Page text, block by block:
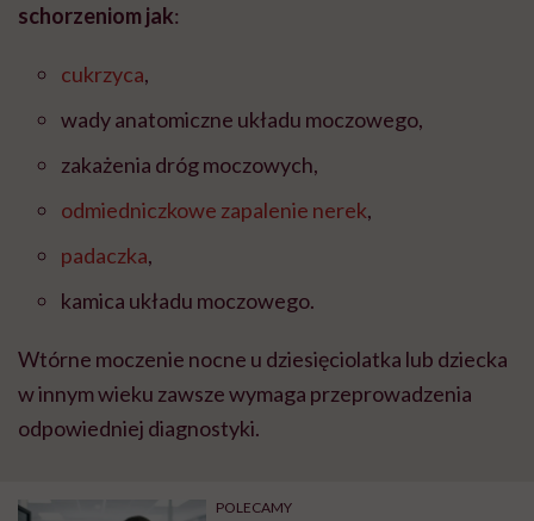
schorzeniom jak:
cukrzyca,
wady anatomiczne układu moczowego,
zakażenia dróg moczowych,
odmiedniczkowe zapalenie nerek,
padaczka,
kamica układu moczowego.
Wtórne moczenie nocne u dziesięciolatka lub dziecka
w innym wieku zawsze wymaga przeprowadzenia
odpowiedniej diagnostyki.
POLECAMY